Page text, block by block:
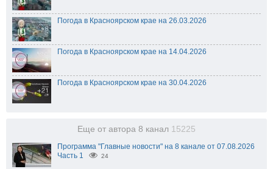
Погода в Красноярском крае на 26.03.2026
Погода в Красноярском крае на 14.04.2026
Погода в Красноярском крае на 30.04.2026
Еще от автора 8 канал 15225
Программа "Главные новости" на 8 канале от 07.08.2026
Часть 1
24